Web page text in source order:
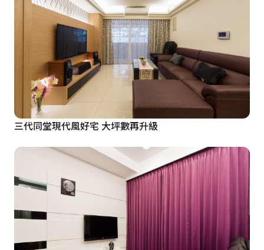
三代同堂現代風好宅 大坪數再升級